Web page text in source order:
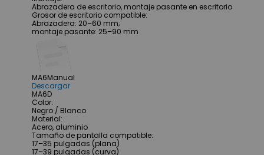
Abrazadera de escritorio, montaje pasante en escritorio
Grosor de escritorio compatible:
Abrazadera: 20–60 mm;
montaje pasante: 25–90 mm
MA6Manual
Descargar
MA6D
Color:
Negro / Blanco
Material:
Acero, aluminio
Tamaño de pantalla compatible:
17–35 pulgadas (plana)
17–39 pulgadas (curva)